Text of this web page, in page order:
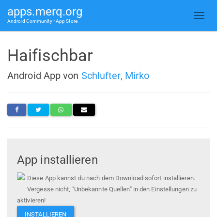
apps.merq.org
Android Community • App Store
Haifischbar
Android App von Schlufter, Mirko
App installieren
Diese App kannst du nach dem Download sofort installieren.
Vergesse nicht, "Unbekannte Quellen" in den Einstellungen zu
aktivieren!
INSTALLIEREN